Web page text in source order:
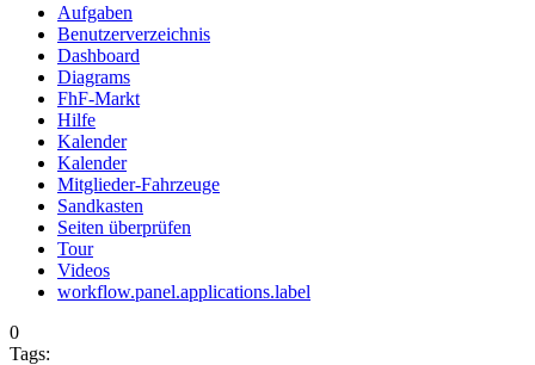
Aufgaben
Benutzerverzeichnis
Dashboard
Diagrams
FhF-Markt
Hilfe
Kalender
Kalender
Mitglieder-Fahrzeuge
Sandkasten
Seiten überprüfen
Tour
Videos
workflow.panel.applications.label
0
Tags: